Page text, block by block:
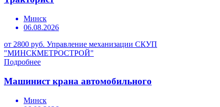
Минск
06.08.2026
от 2800 руб. Управление механизации СКУП
"МИНСКМЕТРОСТРОЙ"
Подробнее
Машинист крана автомобильного
Минск